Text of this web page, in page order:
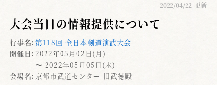
2022/04/22 更新
大会当日の情報提供について
行事名: 第118回 全日本剣道演武大会
開催日: 2022年05月02日(月)
〜 2022年05月05日(木)
会場名: 京都市武道センター 旧武徳殿